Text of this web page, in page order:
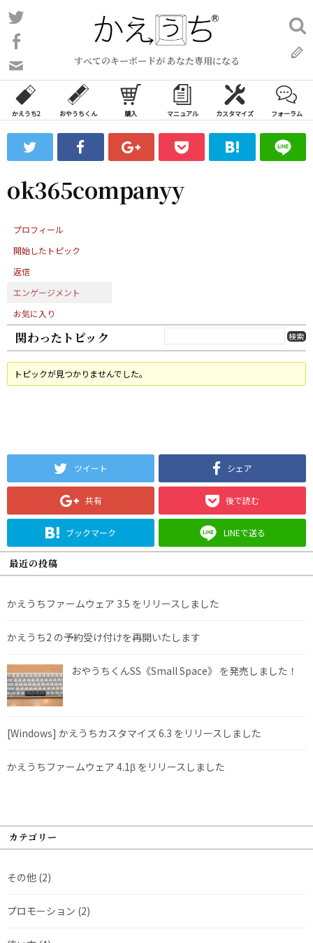
コ
ン
ン
ツ
ス
ッ
すべてのキーボードが あなた専用になる
い
合
わ
フ
ォ
ム
検
索:
かえうち2 おやうちくん 購入 マニュアル カスタマイズ フォーラム
ok365companyy
プロフィール
開始したトピック
返信
エンゲージメント
お気に入り
関わったトピック
トピックが見つかりませんでした。
ツイート シェア
共有 後で読む
ブックマーク LINEで送る
最近の投稿
かえうちファームウェア 3.5 をリリースしました
かえうち2 の予約受け付けを再開いたします
おやうちくんSS《Small Space》 を発売しました！
[Windows] かえうちカスタマイズ 6.3 をリリースしました
かえうちファームウェア 4.1β をリリースしました
カテゴリー
その他 (2)
プロモーション (2)